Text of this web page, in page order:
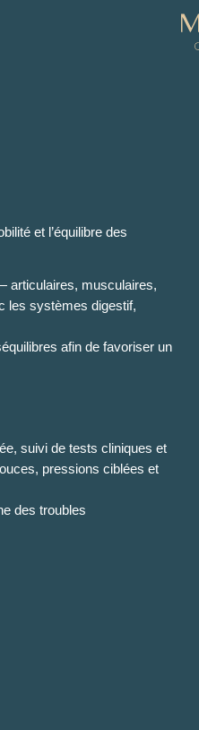
et l’équilibre des
articulaires, musculaires,
les systèmes digestif,
afin de favoriser un
suivi de tests cliniques et
pressions ciblées et
des troubles